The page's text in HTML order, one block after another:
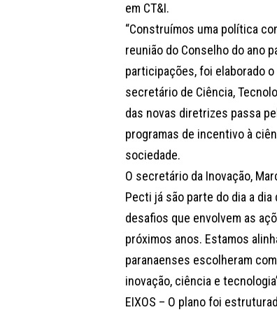
em CT&I.
“Construímos uma política
reunião do Conselho do ano
participações, foi elaborado
secretário de Ciência,
das novas diretrizes passa
programas de incentivo à
sociedade.
O secretário da Inovação,
Pecti já são parte do dia a
desafios que envolvem as
próximos anos. Estamos
paranaenses escolheram
inovação, ciência e
EIXOS – O plano foi